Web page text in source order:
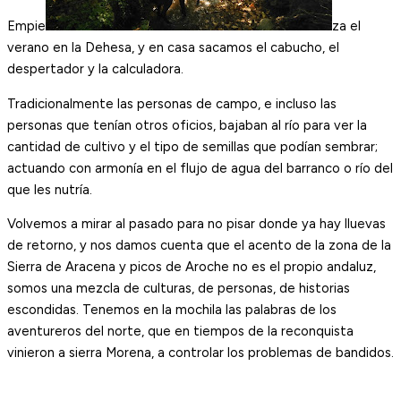
Empie
za el
verano en la Dehesa, y en casa sacamos el cabucho, el
despertador y la calculadora.
Tradicionalmente las personas de campo, e incluso las
personas que tenían otros oficios, bajaban al río para ver la
cantidad de cultivo y el tipo de semillas que podían sembrar;
actuando con armonía en el flujo de agua del barranco o río del
que les nutría.
Volvemos a mirar al pasado para no pisar donde ya hay lluevas
de retorno, y nos damos cuenta que el acento de la zona de la
Sierra de Aracena y picos de Aroche no es el propio andaluz,
somos una mezcla de culturas, de personas, de historias
escondidas. Tenemos en la mochila las palabras de los
aventureros del norte, que en tiempos de la reconquista
vinieron a sierra Morena, a controlar los problemas de bandidos.